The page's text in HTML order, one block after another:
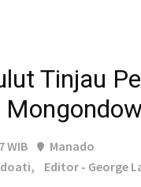
Tinjau
WIB
Manado
Editor - George